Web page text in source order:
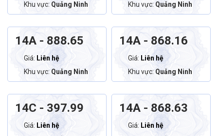
Khu vực: Quảng Ninh
Khu vực: Quảng Ninh
14A - 888.65
Giá: Liên hệ
Khu vực: Quảng Ninh
14A - 868.16
Giá: Liên hệ
Khu vực: Quảng Ninh
14C - 397.99
Giá: Liên hệ
14A - 868.63
Giá: Liên hệ